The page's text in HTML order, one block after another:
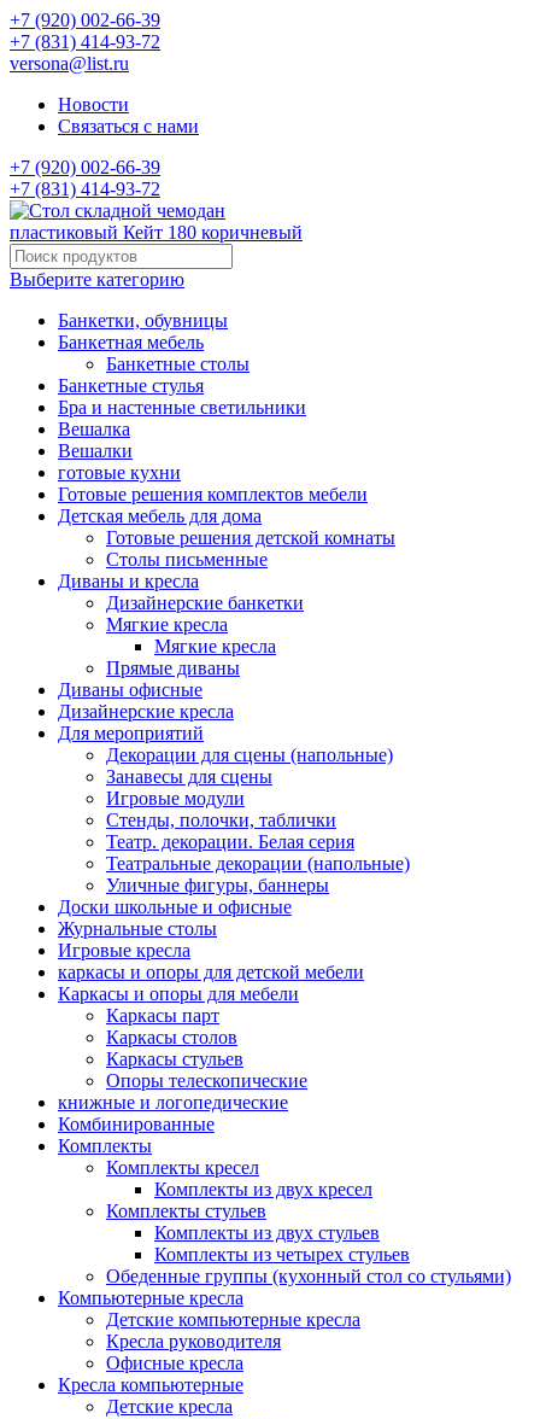
+7 (920) 002-66-39
+7 (831) 414-93-72
versona@list.ru
Новости
Связаться с нами
+7 (920) 002-66-39
+7 (831) 414-93-72
Выберите категорию
Банкетки, обувницы
Банкетная мебель
Банкетные столы
Банкетные стулья
Бра и настенные светильники
Вешалка
Вешалки
готовые кухни
Готовые решения комплектов мебели
Детская мебель для дома
Готовые решения детской комнаты
Столы письменные
Диваны и кресла
Дизайнерские банкетки
Мягкие кресла
Мягкие кресла
Прямые диваны
Диваны офисные
Дизайнерские кресла
Для мероприятий
Декорации для сцены (напольные)
Занавесы для сцены
Игровые модули
Стенды, полочки, таблички
Театр. декорации. Белая серия
Театральные декорации (напольные)
Уличные фигуры, баннеры
Доски школьные и офисные
Журнальные столы
Игровые кресла
каркасы и опоры для детской мебели
Каркасы и опоры для мебели
Каркасы парт
Каркасы столов
Каркасы стульев
Опоры телескопические
книжные и логопедические
Комбинированные
Комплекты
Комплекты кресел
Комплекты из двух кресел
Комплекты стульев
Комплекты из двух стульев
Комплекты из четырех стульев
Обеденные группы (кухонный стол со стульями)
Компьютерные кресла
Детские компьютерные кресла
Кресла руководителя
Офисные кресла
Кресла компьютерные
Детские кресла